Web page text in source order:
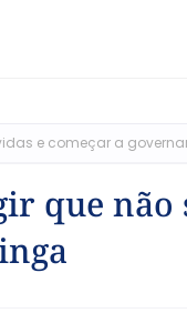
e começar a
que não